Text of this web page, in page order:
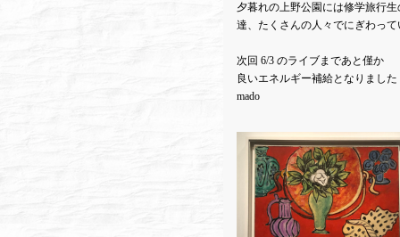
夕暮れの上野公園には修学旅行
達、たくさんの人々でにぎわっ
次回 6/3 のライブまであと僅か
良いエネルギー補給となりまし
mado